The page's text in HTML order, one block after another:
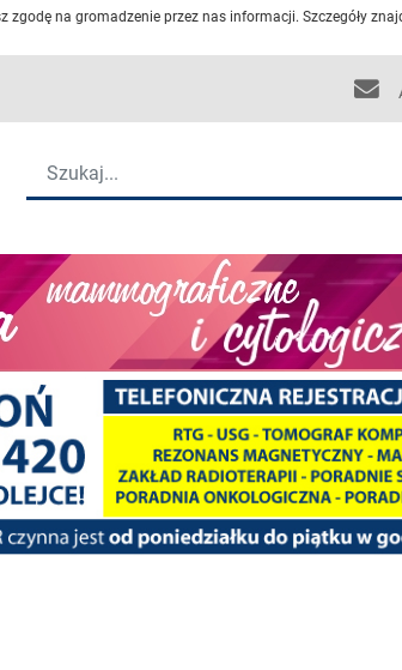
na gromadzenie przez nas informacji. Szczegóły